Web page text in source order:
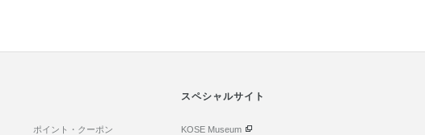
ポイント・クーポン
スペシャルサイト
KOSE Museum